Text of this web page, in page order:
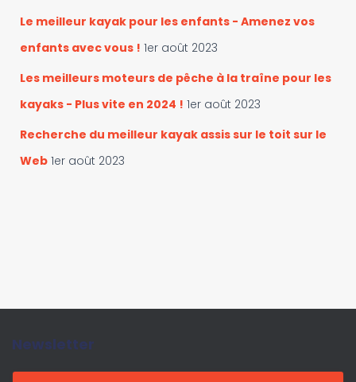
Le meilleur kayak pour les enfants - Amenez vos
enfants avec vous ! 1er août 2023
Les meilleurs moteurs de pêche à la traîne pour les
kayaks - Plus vite en 2024 ! 1er août 2023
Recherche du meilleur kayak assis sur le toit sur le
Web 1er août 2023
Newsletter